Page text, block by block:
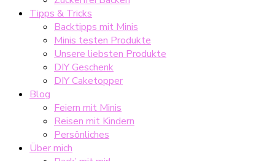
Tipps & Tricks
Backtipps mit Minis
Minis testen Produkte
Unsere liebsten Produkte
DIY Geschenk
DIY Caketopper
Blog
Feiern mit Minis
Reisen mit Kindern
Persönliches
Über mich